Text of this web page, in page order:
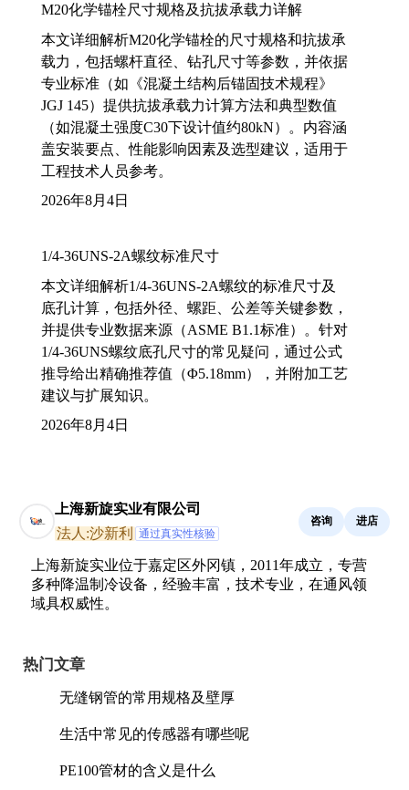
M20化学锚栓尺寸规格及抗拔承载力详解
本文详细解析M20化学锚栓的尺寸规格和抗拔承
载力，包括螺杆直径、钻孔尺寸等参数，并依据
专业标准（如《混凝土结构后锚固技术规程》
JGJ 145）提供抗拔承载力计算方法和典型数值
（如混凝土强度C30下设计值约80kN）。内容涵
盖安装要点、性能影响因素及选型建议，适用于
工程技术人员参考。
2026年8月4日
1/4-36UNS-2A螺纹标准尺寸
本文详细解析1/4-36UNS-2A螺纹的标准尺寸及
底孔计算，包括外径、螺距、公差等关键参数，
并提供专业数据来源（ASME B1.1标准）。针对
1/4-36UNS螺纹底孔尺寸的常见疑问，通过公式
推导给出精确推荐值（Φ5.18mm），并附加工艺
建议与扩展知识。
2026年8月4日
上海新旋实业有限公司
法人:沙新利
通过真实性核验
咨询 进店
上海新旋实业位于嘉定区外冈镇，2011年成立，专营
多种降温制冷设备，经验丰富，技术专业，在通风领
域具权威性。
热门文章
无缝钢管的常用规格及壁厚
生活中常见的传感器有哪些呢
PE100管材的含义是什么